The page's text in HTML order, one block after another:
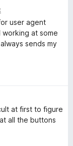
user agent
at some
sends my
at first to figure
all the buttons